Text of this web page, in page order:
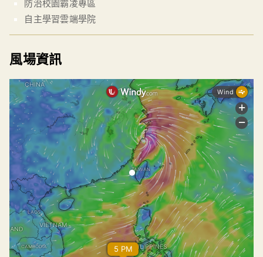
防治校園霸凌專區
自主學習雲端學院
風場資訊